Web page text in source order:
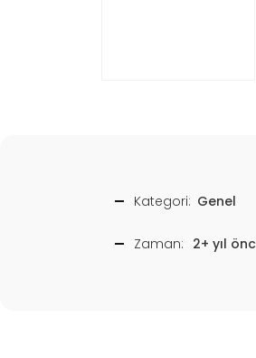
Kategori: Genel
Zaman: 2+ yıl